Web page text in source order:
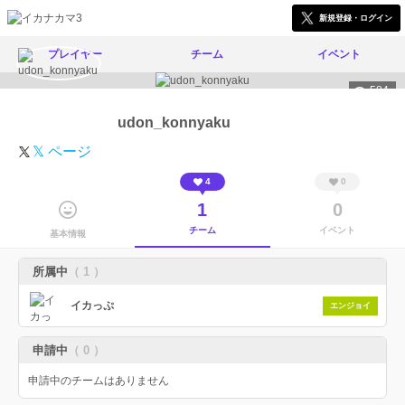
新規登録・ログイン
プレイヤー チーム イベント
584
udon_konnyaku
𝕏 ページ
基本情報
4
1
チーム
0
0
イベント
所属中 （ 1 ）
イカっぷ エンジョイ
申請中 （ 0 ）
申請中のチームはありません